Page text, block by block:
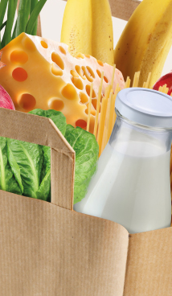
Dziesięć trafień
01 sierpnia 2026 | 17:54
Lechita rezygnuje z gry
klasie
27 lipca 2026 | 13:42